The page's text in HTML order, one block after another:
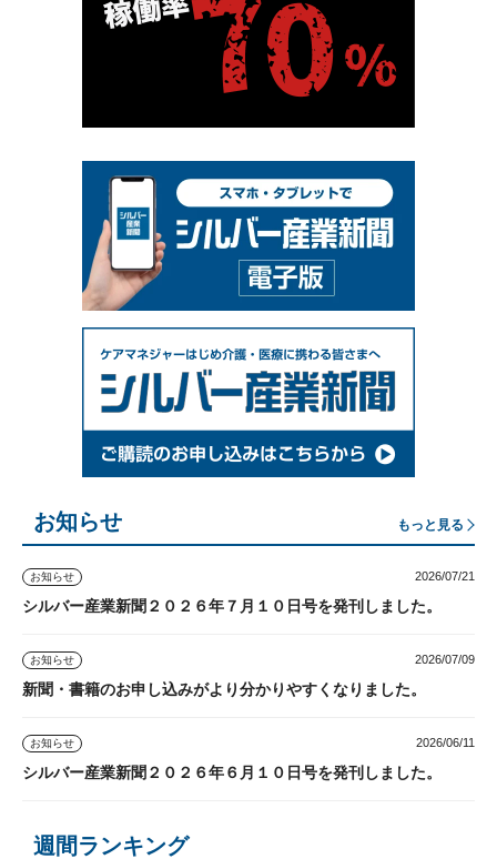
お知らせ もっと見る
お知らせ 2026/07/21
シルバー産業新聞２０２６年７月１０日号を発刊しました。
お知らせ 2026/07/09
新聞・書籍のお申し込みがより分かりやすくなりました。
お知らせ 2026/06/11
シルバー産業新聞２０２６年６月１０日号を発刊しました。
週間ランキング